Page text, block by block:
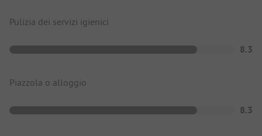
Pulizia dei servizi igienici
8.3
Piazzola o alloggio
8.3